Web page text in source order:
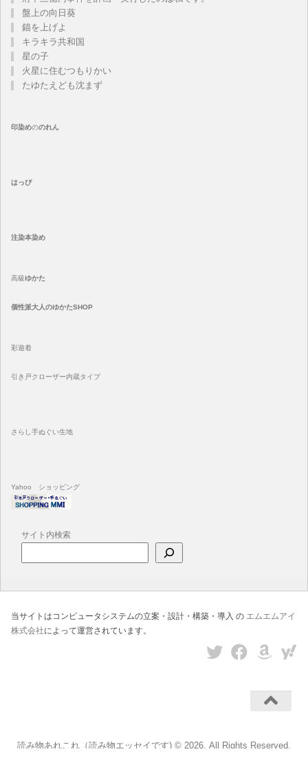
盤上の向日葵
錨を上げよ
キラキラ共和国
星の子
火星に住むつもりかい
たゆたえども沈まず
印染めののれん
はっぴ
注染本染め
高級ゆかた
個性派大人のゆかたSHOP
彩遊着
引き戸クローザー内蔵タイプ
さらし手ぬぐい生地
Yahoo ショッピング
サイト内検索
当サイトはコンピュータシステムの立案・設計・構築・導入 の エムエムアイ
株式会社によって運営されています。
読み物あれこれ（読み物エッセイです) © 2026. All Rights Reserved.